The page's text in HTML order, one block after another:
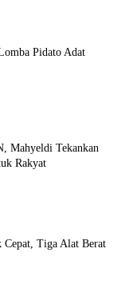
Pidato Adat
Mahyeldi Tekankan
Rakyat
Tiga Alat Berat